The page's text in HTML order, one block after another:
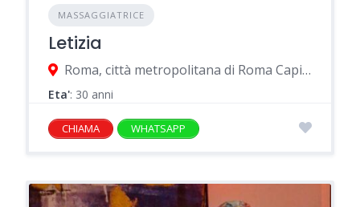
MASSAGGIATRICE
Letizia
Roma, città metropolitana di Roma Capitale, Italia
Eta': 30 anni
CHIAMA WHATSAPP